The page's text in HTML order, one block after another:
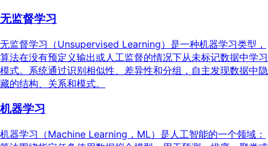
无监督学习
无监督学习（Unsupervised Learning）是一种机器学习类型，
算法在没有预定义输出或人工监督的情况下从未标记数据中学习
模式。系统通过识别相似性、差异性和分组，自主发现数据中隐
藏的结构、关系和模式。
机器学习
机器学习（Machine Learning，ML）是人工智能的一个领域：